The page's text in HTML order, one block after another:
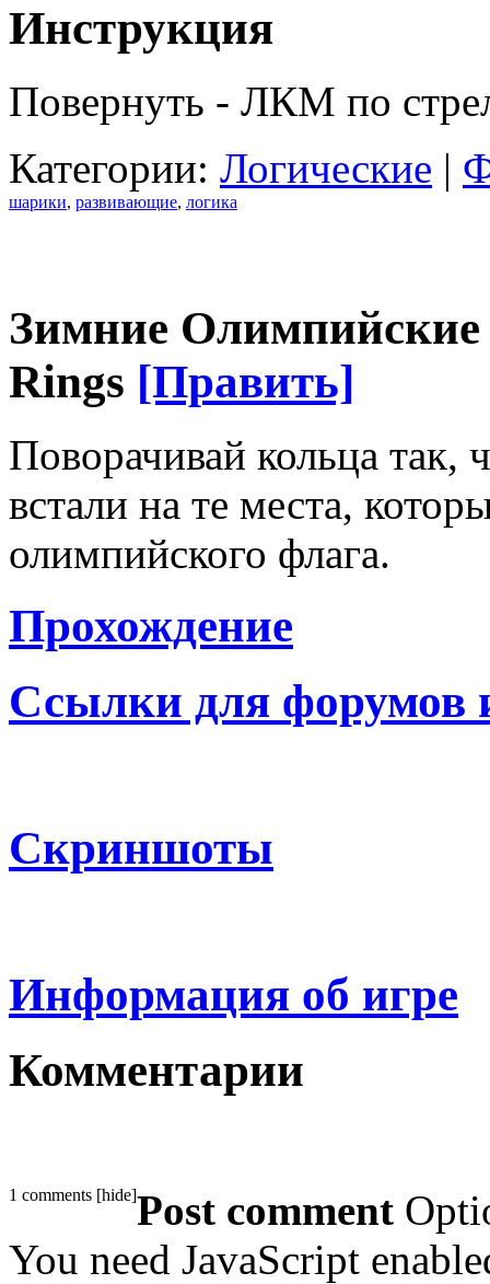
Инструкция
Повернуть - ЛКМ по
Категории: Логические |
шарики, развивающие, логика
Зимние
Rings [Править]
Поворачивай кольца
встали на те места,
олимпийского флага.
Прохождение
Ссылки для форумов
Скриншоты
Информация об игре
Комментарии
1 comments [hide]Post comment
You need JavaScript